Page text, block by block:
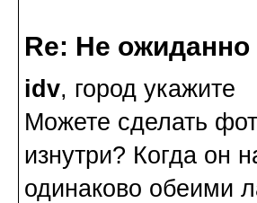
Re: Не
idv, город укажите
Можете сделать
изнутри? Когда он
одинаково обеими